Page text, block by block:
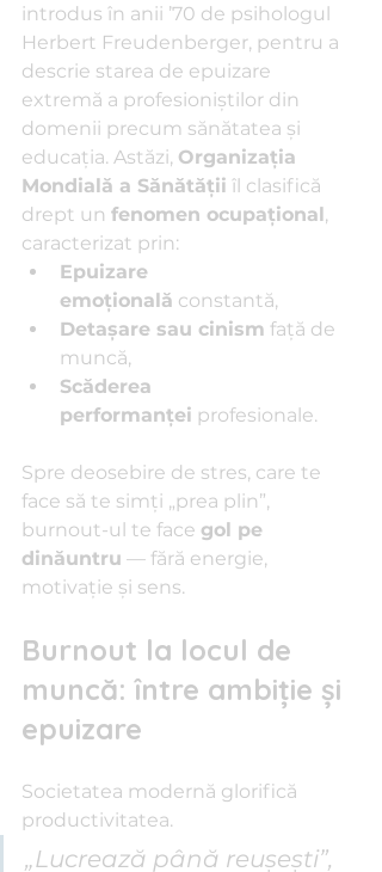
introdus în anii ’70 de psihologul
Herbert Freudenberger, pentru a
descrie starea de epuizare
extremă a profesioniștilor din
domenii precum sănătatea și
educația. Astăzi, Organizația
Mondială a Sănătății îl clasifică
drept un fenomen ocupațional,
caracterizat prin:
Epuizare
emoțională constantă,
Detașare sau cinism față de
muncă,
Scăderea
performanței profesionale.
Spre deosebire de stres, care te
face să te simți „prea plin”,
burnout-ul te face gol pe
dinăuntru — fără energie,
motivație și sens.
Burnout la locul de
muncă: între ambiție și
epuizare
Societatea modernă glorifică
productivitatea.
„Lucrează până reușești”,